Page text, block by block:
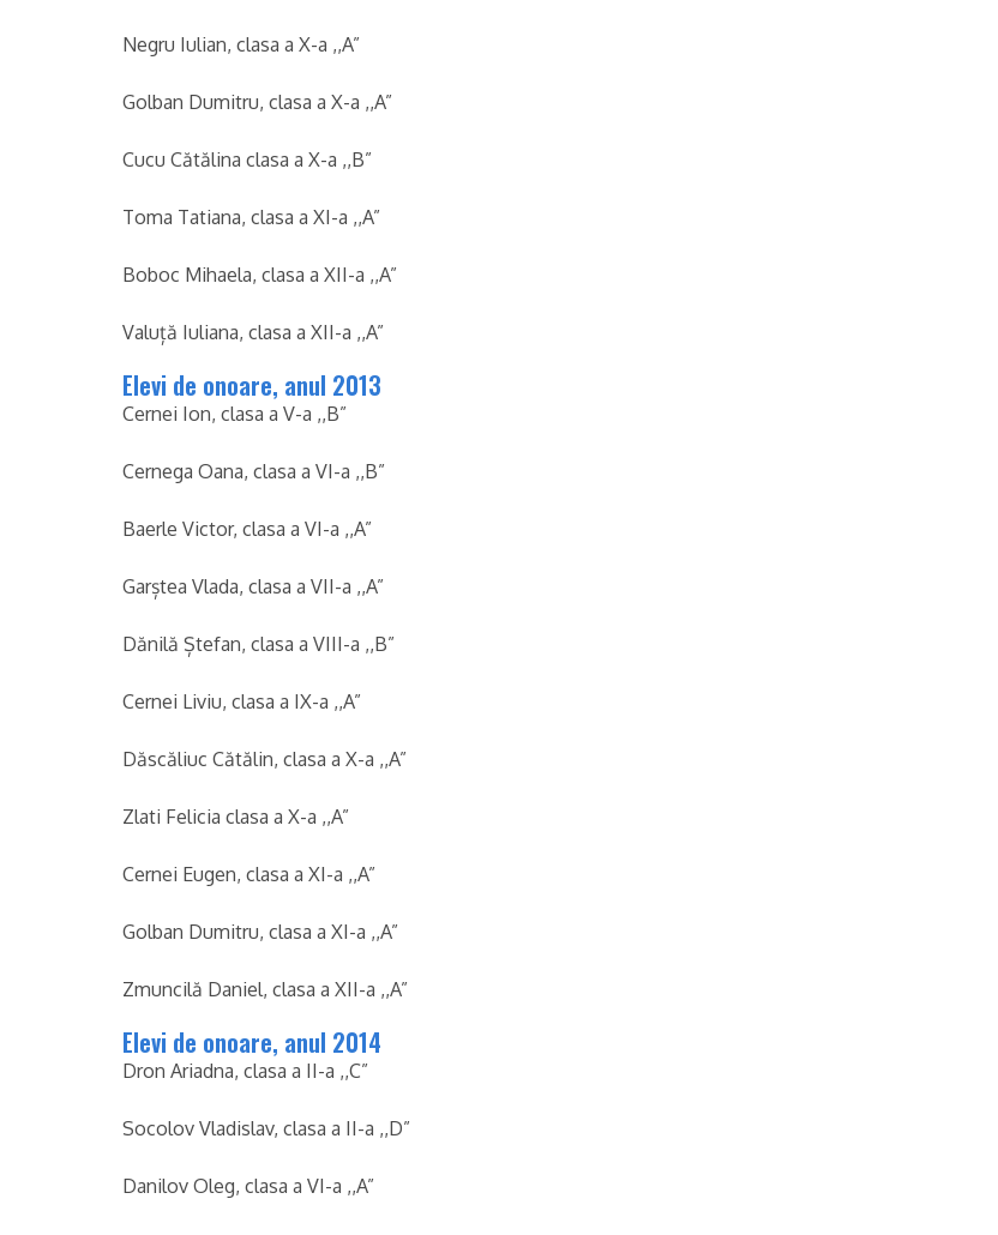
Negru Iulian, clasa a X-a ,,A”
Golban Dumitru, clasa a X-a ,,A”
Cucu Cătălina clasa a X-a ,,B”
Toma Tatiana, clasa a XI-a ,,A”
Boboc Mihaela, clasa a XII-a ,,A”
Valuță Iuliana, clasa a XII-a ,,A”
Elevi de onoare, anul 2013
Cernei Ion, clasa a V-a ,,B”
Cernega Oana, clasa a VI-a ,,B”
Baerle Victor, clasa a VI-a ,,A”
Garștea Vlada, clasa a VII-a ,,A”
Dănilă Ștefan, clasa a VIII-a ,,B”
Cernei Liviu, clasa a IX-a ,,A”
Dăscăliuc Cătălin, clasa a X-a ,,A”
Zlati Felicia clasa a X-a ,,A”
Cernei Eugen, clasa a XI-a ,,A”
Golban Dumitru, clasa a XI-a ,,A”
Zmuncilă Daniel, clasa a XII-a ,,A”
Elevi de onoare, anul 2014
Dron Ariadna, clasa a II-a ,,C”
Socolov Vladislav, clasa a II-a ,,D”
Danilov Oleg, clasa a VI-a ,,A”